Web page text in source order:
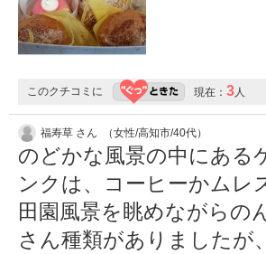
このクチコミに 現在： 3 人
福寿草 さん （女性/高知市/40代）
のどかな風景の中にある
ンクは、コーヒーかムレ
田園風景を眺めながらの
さん種類がありましたが